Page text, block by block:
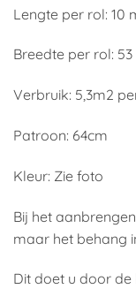
Lengte per rol: 10
Breedte per rol: 53
Verbruik: 5,3m2
Patroon: 64cm
Kleur: Zie foto
Bij het
maar het behang
Dit doet u door